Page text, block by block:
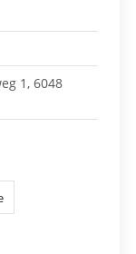
1, 6048